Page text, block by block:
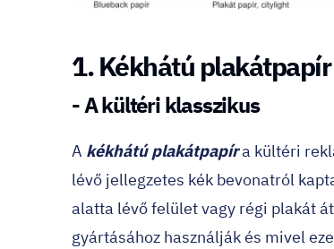
1. Kékhátú
- A kültéri klasszikus
A kékhátú plakátpapíra kültéri
lévő jellegzetes kék bevonatról
alatta lévő felület vagy régi plakát
gyártásához használják és mivel